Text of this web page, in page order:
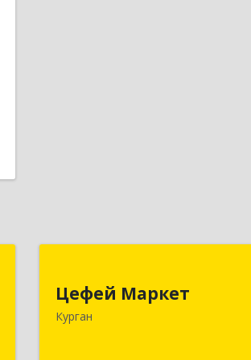
Цефей Маркет
Курган
640002, Курганская обл,